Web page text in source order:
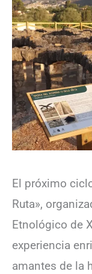
El próximo
Ruta»,
Etnológico de
experiencia
amantes de la